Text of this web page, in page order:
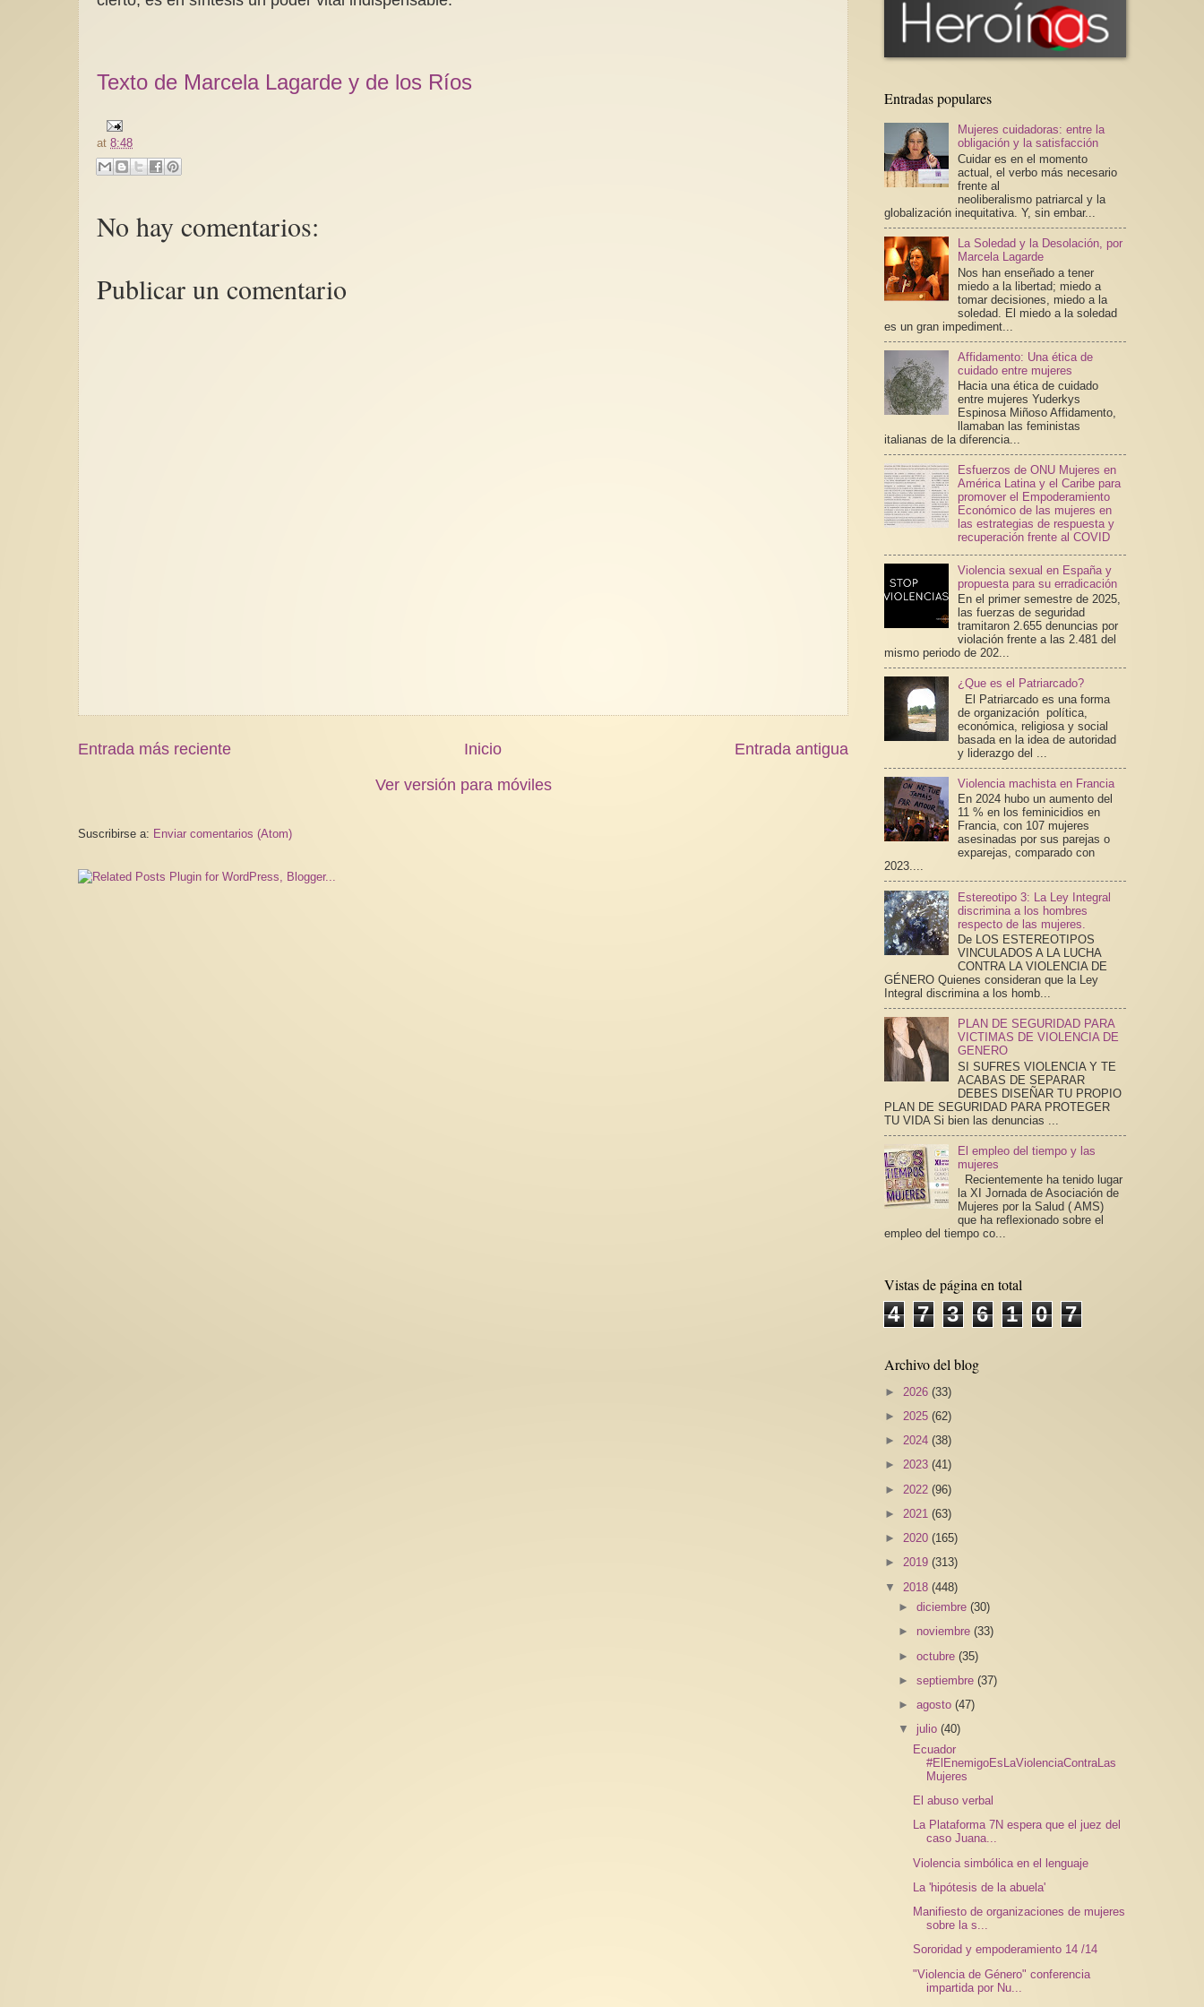
Texto de Marcela Lagarde y de los Ríos
at8:48
No hay comentarios:
Publicar un comentario
Entrada más reciente Entrada antigua
Inicio
Ver versión para móviles
Suscribirse a: Enviar comentarios (Atom)
Entradas populares
Mujeres cuidadoras: entre la
obligación y la satisfacción
Cuidar es en el momento
actual, el verbo más necesario
frente al
neoliberalismo patriarcal y la
globalización inequitativa. Y, sin embar...
La Soledad y la Desolación, por
Marcela Lagarde
Nos han enseñado a tener
miedo a la libertad; miedo a
tomar decisiones, miedo a la
soledad. El miedo a la soledad
es un gran impediment...
Affidamento: Una ética de
cuidado entre mujeres
Hacia una ética de cuidado
entre mujeres Yuderkys
Espinosa Miñoso Affidamento,
llamaban las feministas
italianas de la diferencia...
Esfuerzos de ONU Mujeres en
América Latina y el Caribe para
promover el Empoderamiento
Económico de las mujeres en
las estrategias de respuesta y
recuperación frente al COVID
Violencia sexual en España y
propuesta para su erradicación
En el primer semestre de 2025,
las fuerzas de seguridad
tramitaron 2.655 denuncias por
violación frente a las 2.481 del
mismo periodo de 202...
¿Que es el Patriarcado?
El Patriarcado es una forma
de organización política,
económica, religiosa y social
basada en la idea de autoridad
y liderazgo del ...
Violencia machista en Francia
En 2024 hubo un aumento del
11 % en los feminicidios en
Francia, con 107 mujeres
asesinadas por sus parejas o
exparejas, comparado con
2023....
Estereotipo 3: La Ley Integral
discrimina a los hombres
respecto de las mujeres.
De LOS ESTEREOTIPOS
VINCULADOS A LA LUCHA
CONTRA LA VIOLENCIA DE
GÉNERO Quienes consideran que la Ley
Integral discrimina a los homb...
PLAN DE SEGURIDAD PARA
VICTIMAS DE VIOLENCIA DE
GENERO
SI SUFRES VIOLENCIA Y TE
ACABAS DE SEPARAR
DEBES DISEÑAR TU PROPIO
PLAN DE SEGURIDAD PARA PROTEGER
TU VIDA Si bien las denuncias ...
El empleo del tiempo y las
mujeres
Recientemente ha tenido lugar
la XI Jornada de Asociación de
Mujeres por la Salud ( AMS)
que ha reflexionado sobre el
empleo del tiempo co...
Vistas de página en total
4 7 3 6 1 0 7
Archivo del blog
► 2026 (33)
► 2025 (62)
► 2024 (38)
► 2023 (41)
► 2022 (96)
► 2021 (63)
► 2020 (165)
► 2019 (313)
▼ 2018 (448)
►diciembre(30)
► noviembre(33)
►octubre(35)
►septiembre(37)
►agosto(47)
▼ julio(40)
Ecuador
#ElEnemigoEsLaViolenciaContraLas
Mujeres
El abuso verbal
La Plataforma 7N espera que el juez del
caso Juana...
Violencia simbólica en el lenguaje
La 'hipótesis de la abuela'
Manifiesto de organizaciones de mujeres
sobre la s...
Sororidad y empoderamiento 14 /14
"Violencia de Género" conferencia
impartida por Nu...